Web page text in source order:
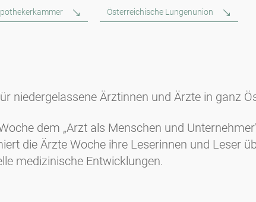
Österreichische Lungenunion
niedergelassene Ärztinnen und Ärzte in ganz
dem „Arzt als Menschen und
die Ärzte Woche ihre Leserinnen und Leser
medizinische Entwicklungen.